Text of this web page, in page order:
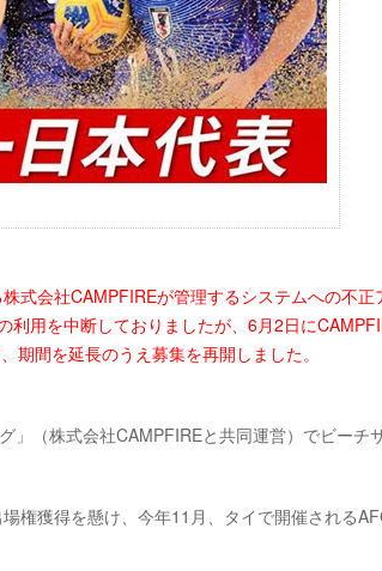
式会社CAMPFIREが管理するシステムへの不正
用を中断しておりましたが、6月2日に
期間を延長のうえ募集を再開しました。
」（株式会社CAMPFIREと共同運営）でビーチ
権獲得を懸け、今年11月、タイで開催される